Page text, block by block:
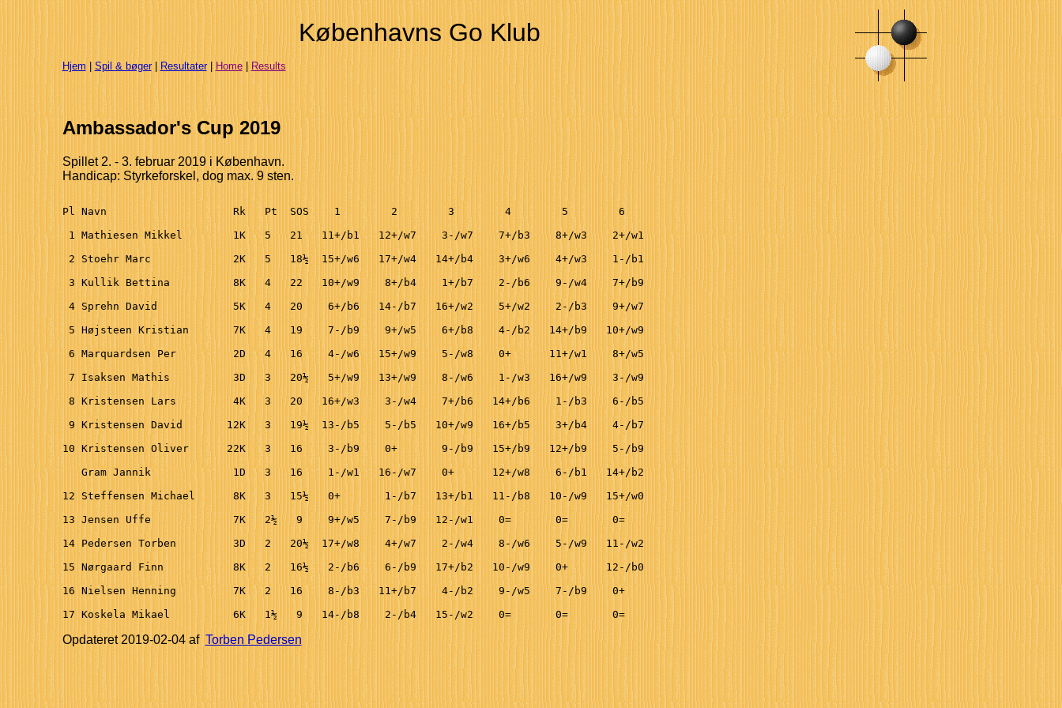
Københavns Go Klub
Hjem | Spil & bøger| Resultater| Home| Results
Ambassador's Cup 2019
Spillet 2. - 3. februar 2019 i København.
Handicap: Styrkeforskel, dog max. 9 sten.
Pl Navn                    Rk   Pt  SOS    1        2        3        4        5        6
1 Mathiesen Mikkel        1K   5   21   11+/b1   12+/w7    3-/w7    7+/b3    8+/w3    2+/w1
2 Stoehr Marc             2K   5   18½  15+/w6   17+/w4   14+/b4    3+/w6    4+/w3    1-/b1
3 Kullik Bettina          8K   4   22   10+/w9    8+/b4    1+/b7    2-/b6    9-/w4    7+/b9
4 Sprehn David            5K   4   20    6+/b6   14-/b7   16+/w2    5+/w2    2-/b3    9+/w7
5 Højsteen Kristian       7K   4   19    7-/b9    9+/w5    6+/b8    4-/b2   14+/b9   10+/w9
6 Marquardsen Per         2D   4   16    4-/w6   15+/w9    5-/w8    0+      11+/w1    8+/w5
7 Isaksen Mathis          3D   3   20½   5+/w9   13+/w9    8-/w6    1-/w3   16+/w9    3-/w9
8 Kristensen Lars         4K   3   20   16+/w3    3-/w4    7+/b6   14+/b6    1-/b3    6-/b5
9 Kristensen David       12K   3   19½  13-/b5    5-/b5   10+/w9   16+/b5    3+/b4    4-/b7
10 Kristensen Oliver      22K   3   16    3-/b9    0+       9-/b9   15+/b9   12+/b9    5-/b9
   Gram Jannik             1D   3   16    1-/w1   16-/w7    0+      12+/w8    6-/b1   14+/b2
12 Steffensen Michael      8K   3   15½   0+       1-/b7   13+/b1   11-/b8   10-/w9   15+/w0
13 Jensen Uffe             7K   2½   9    9+/w5    7-/b9   12-/w1    0=       0=       0=
14 Pedersen Torben         3D   2   20½  17+/w8    4+/w7    2-/w4    8-/w6    5-/w9   11-/w2
15 Nørgaard Finn           8K   2   16½   2-/b6    6-/b9   17+/b2   10-/w9    0+      12-/b0
16 Nielsen Henning         7K   2   16    8-/b3   11+/b7    4-/b2    9-/w5    7-/b9    0+
17 Koskela Mikael          6K   1½   9   14-/b8    2-/b4   15-/w2    0=       0=       0=
Opdateret2019-02-04af Torben Pedersen